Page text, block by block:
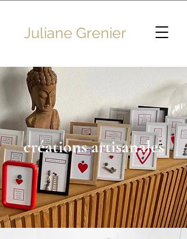
Juliane Grenier
créations artisanales